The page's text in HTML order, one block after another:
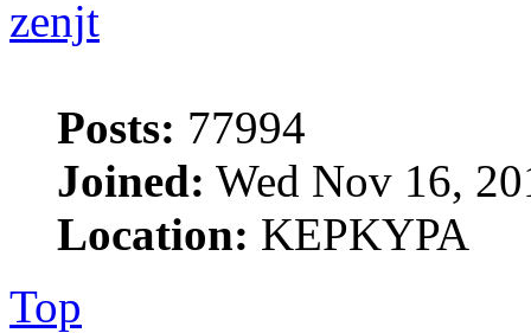
zenjt
Posts: 77994
Joined: Wed Nov 16,
Location: ΚΕΡΚΥΡΑ
Top